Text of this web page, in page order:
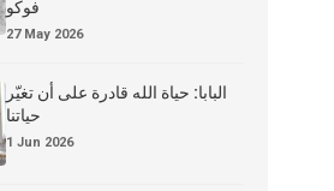
فوكو
27 May 2026
البابا: حياة الله قادرة على أن تغيّر
حياتنا
1 Jun 2026